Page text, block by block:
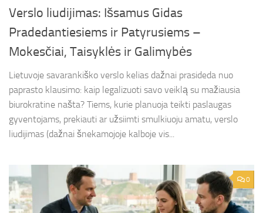
Verslo liudijimas: Išsamus Gidas
Pradedantiesiems ir Patyrusiems –
Mokesčiai, Taisyklės ir Galimybės
Lietuvoje savarankiško verslo kelias dažnai prasideda nuo
paprasto klausimo: kaip legalizuoti savo veiklą su mažiausia
biurokratine našta? Tiems, kurie planuoja teikti paslaugas
gyventojams, prekiauti ar užsiimti smulkiuoju amatu, verslo
liudijimas (dažnai šnekamojoje kalboje vis...
0